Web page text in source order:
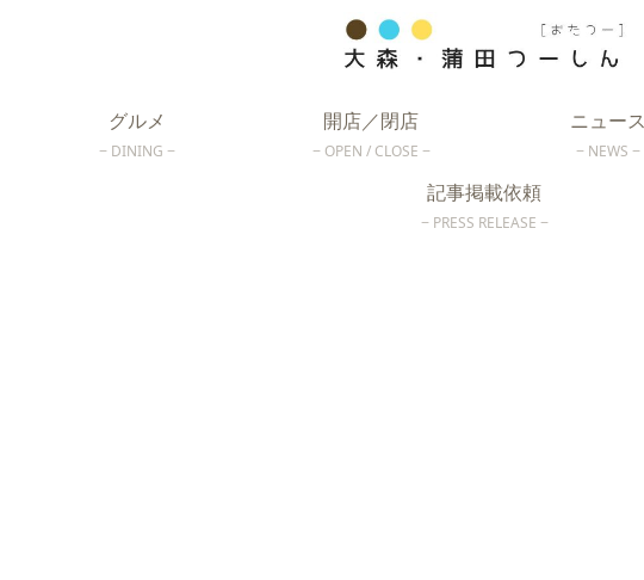
グルメ
DINING
開店／閉店
OPEN / CLOSE
ニュース
NEWS
記事掲載依頼
PRESS RELEASE